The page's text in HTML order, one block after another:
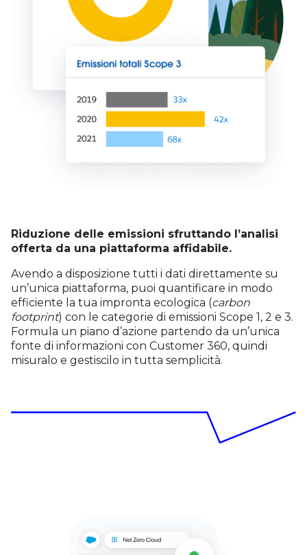
Riduzione delle emissioni sfruttando l’analisi
offerta da una piattaforma affidabile.
Avendo a disposizione tutti i dati direttamente su
un’unica piattaforma, puoi quantificare in modo
efficiente la tua impronta ecologica (carbon
footprint) con le categorie di emissioni Scope 1, 2 e 3.
Formula un piano d’azione partendo da un’unica
fonte di informazioni con Customer 360, quindi
misuralo e gestiscilo in tutta semplicità.